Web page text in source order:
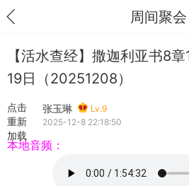
周间聚会
【活水查经】撒迦利亚书8
19日（20251208）
点击
重新
加载
张玉琳
Lv.9
2025-12-8 22:18:50
本地音频：